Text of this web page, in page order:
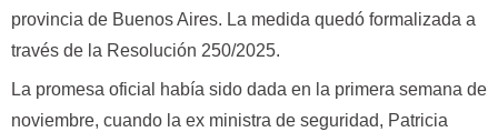
provincia de Buenos Aires. La medida quedó formalizada a
través de la Resolución 250/2025.
La promesa oficial había sido dada en la primera semana de
noviembre, cuando la ex ministra de seguridad, Patricia